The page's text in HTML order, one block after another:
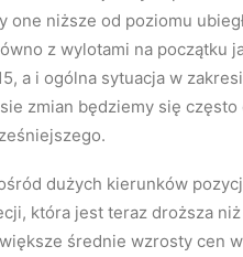
one niższe od poziomu
z wylotami na początku
a i ogólna sytuacja w
zmian będziemy się
dużych kierunków
która jest teraz droższa
średnie wzrosty cen